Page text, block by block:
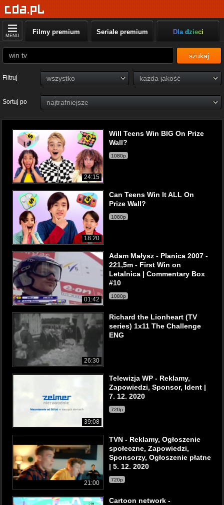
MENU Filmy premium Seriale premium Dla dzieci
szukaj
Filtruj
Sortuj po
24:15
Will Teens Win BIG On Prize
Wall?
1080p
18:20
Can Teens Win It ALL On
Prize Wall?
1080p
01:42
Adam Małysz - Planica 2007 -
221,5m - First Win on
Letalnica | Commentary Box
#10
1080p
26:30
Richard the Lionheart (TV
series) 1x11 The Challenge
ENG
39:08
Telewizja WP - Reklamy,
Zapowiedzi, Sponsor, Ident |
7. 12. 2020
720p
21:00
TVN - Reklamy, Ogłoszenie
społeczne, Zapowiedzi,
Sponsorzy, Ogłoszenie płatne
| 5. 12. 2020
720p
Cartoon network -